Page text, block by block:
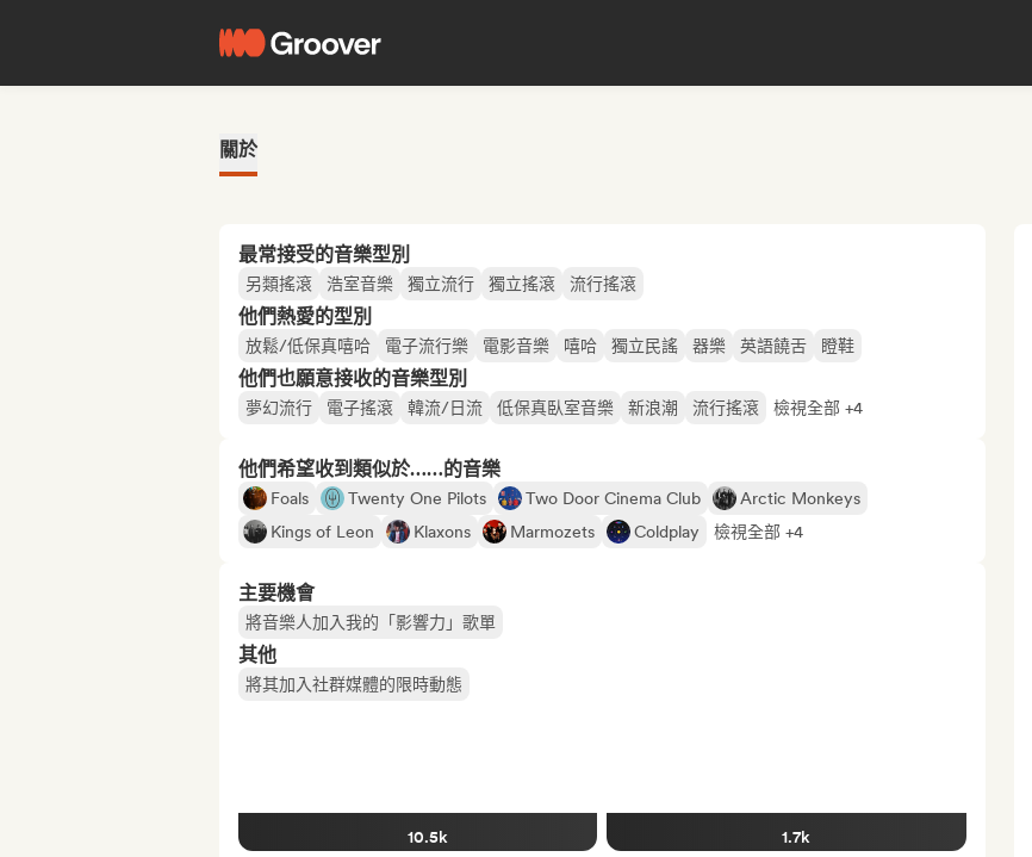
關於
最常接受的音樂型別
另類搖滾 浩室音樂 獨立流行 獨立搖滾 流行搖滾
他們熱愛的型別
放鬆/低保真嘻哈 電子流行樂 電影音樂 嘻哈 獨立民謠 器樂 英語饒舌 瞪鞋
他們也願意接收的音樂型別
夢幻流行 電子搖滾 韓流/日流 低保真臥室音樂 新浪潮 流行搖滾 檢視全部 +4
他們希望收到類似於……的音樂
Foals Twenty One Pilots Two Door Cinema Club
Arctic Monkeys
Kings of Leon
Klaxons Marmozets Coldplay 檢視全部 +4
主要機會
將音樂人加入我的「影響力」歌單
其他
將其加入社群媒體的限時動態
10.5k 1.7k